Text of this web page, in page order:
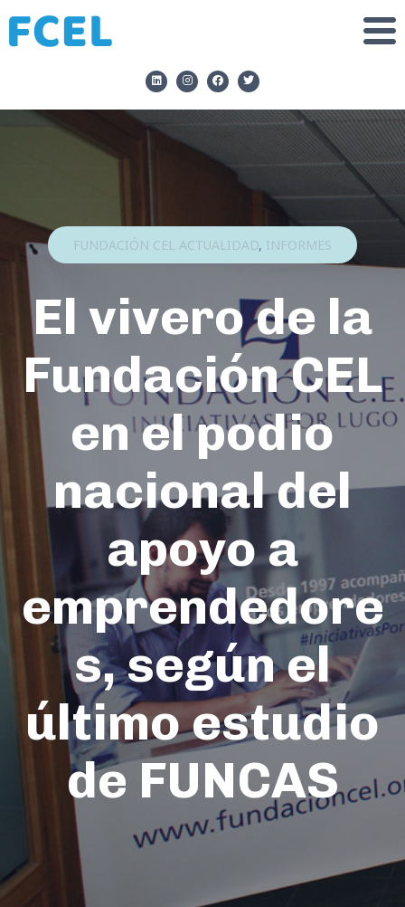
FUNDACIÓN CEL ACTUALIDAD, INFORMES
El vivero de la
Fundación CEL
en el podio
nacional del
apoyo a
emprendedore
s, según el
último estudio
de FUNCAS